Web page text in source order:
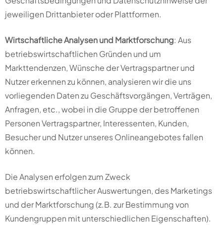
jeweiligen Drittanbieter oder Plattformen.
Wirtschaftliche Analysen und Marktforschung: Aus
betriebswirtschaftlichen Gründen und um
Markttendenzen, Wünsche der Vertragspartner und
Nutzer erkennen zu können, analysieren wir die uns
vorliegenden Daten zu Geschäftsvorgängen, Verträgen,
Anfragen, etc., wobei in die Gruppe der betroffenen
Personen Vertragspartner, Interessenten, Kunden,
Besucher und Nutzer unseres Onlineangebotes fallen
können.
Die Analysen erfolgen zum Zweck
betriebswirtschaftlicher Auswertungen, des Marketings
und der Marktforschung (z.B. zur Bestimmung von
Kundengruppen mit unterschiedlichen Eigenschaften).